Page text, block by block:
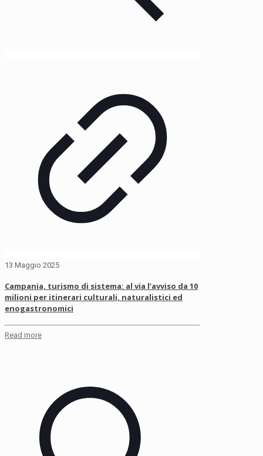
13 Maggio 2025
Campania, turismo di sistema: al via l’avviso da 10
milioni per itinerari culturali, naturalistici ed
enogastronomici
Read more